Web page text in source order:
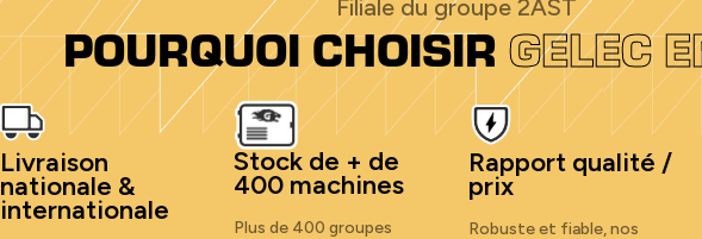
Filiale du groupe 2AST
POURQUOI CHOISIR GELEC
Livraison
nationale &
internationale
Stock de + de
400 machines
Plus de 400 groupes
Rapport qualité /
prix
Robuste et fiable, nos